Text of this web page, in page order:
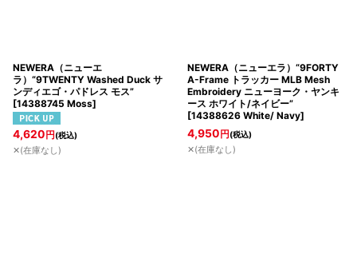
NEWERA（ニューエ
ラ）“9TWENTY Washed Duck サ
ンディエゴ・パドレス モス”
[14388745 Moss]
4,620円(税込)
✕(在庫なし)
NEWERA（ニューエラ）“9FORTY
A-Frame トラッカー MLB Mesh
Embroidery ニューヨーク・ヤンキ
ース ホワイト/ネイビー”
[14388626 White/ Navy]
4,950円(税込)
✕(在庫なし)